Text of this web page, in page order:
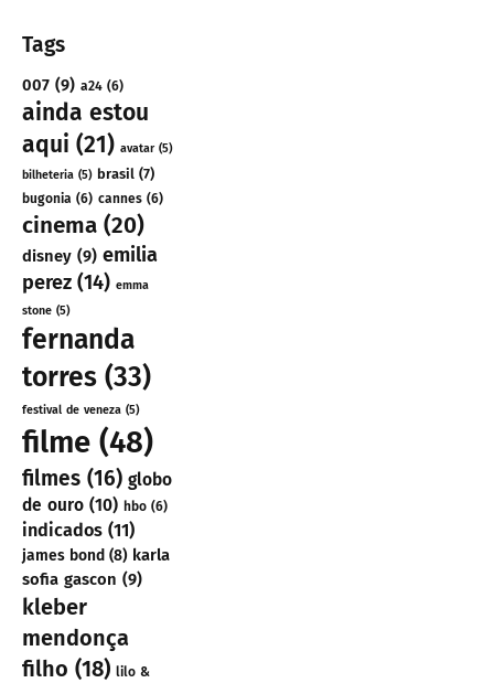
Tags
007 (9) a24 (6)
ainda estou
aqui (21) avatar(5)
bilheteria (5) brasil (7)
bugonia (6) cannes (6)
cinema (20)
disney (9) emilia
perez (14) emma
stone (5)
fernanda
torres (33)
festival de veneza (5)
filme (48)
filmes (16) globo
de ouro (10) hbo (6)
indicados (11)
james bond (8) karla
sofia gascon (9)
kleber
mendonça
filho (18) lilo &